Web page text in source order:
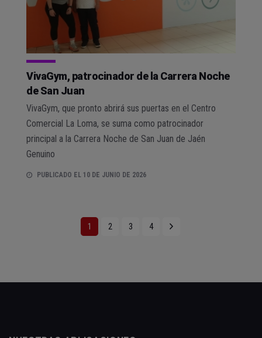
VivaGym, patrocinador de la Carrera Noche
de San Juan
VivaGym, que pronto abrirá sus puertas en el Centro
Comercial La Loma, se suma como patrocinador
principal a la Carrera Noche de San Juan de Jaén
Genuino
PUBLICADO EL 10 DE JUNIO DE 2026
1 2 3 4